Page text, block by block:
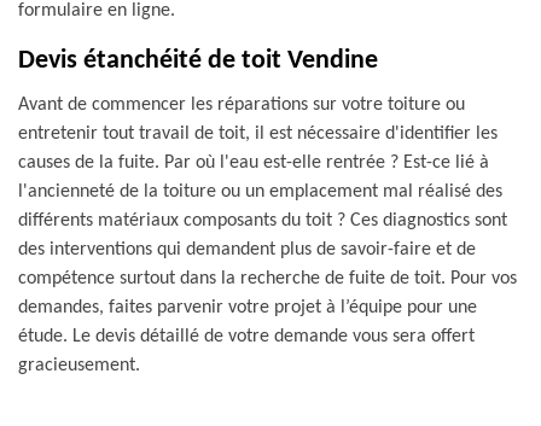
formulaire en ligne.
Devis étanchéité de toit Vendine
Avant de commencer les réparations sur votre toiture ou
entretenir tout travail de toit, il est nécessaire d'identifier les
causes de la fuite. Par où l'eau est-elle rentrée ? Est-ce lié à
l'ancienneté de la toiture ou un emplacement mal réalisé des
différents matériaux composants du toit ? Ces diagnostics sont
des interventions qui demandent plus de savoir-faire et de
compétence surtout dans la recherche de fuite de toit. Pour vos
demandes, faites parvenir votre projet à l’équipe pour une
étude. Le devis détaillé de votre demande vous sera offert
gracieusement.